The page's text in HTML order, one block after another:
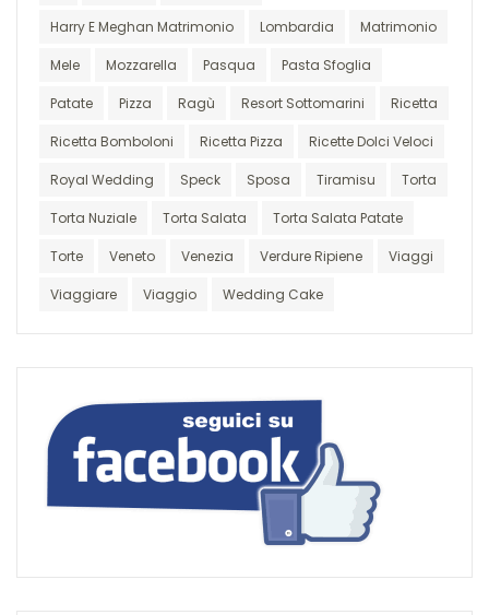
Harry E Meghan Matrimonio Lombardia Matrimonio
Mele Mozzarella Pasqua Pasta Sfoglia
Patate Pizza Ragù Resort Sottomarini Ricetta
Ricetta Bomboloni Ricetta Pizza Ricette Dolci Veloci
Royal Wedding Speck Sposa Tiramisu Torta
Torta Nuziale Torta Salata Torta Salata Patate
Torte Veneto Venezia Verdure Ripiene Viaggi
Viaggiare Viaggio Wedding Cake